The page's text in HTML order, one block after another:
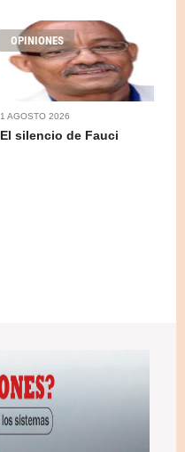
OPINIONES
1 AGOSTO 2026
El silencio de Fauci